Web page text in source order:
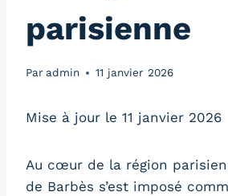
parisienne
Paradmin 11 janvier 2026
Mise à jour le 11 janvier 2026
Au cœur de la région
de Barbès s’est imposé